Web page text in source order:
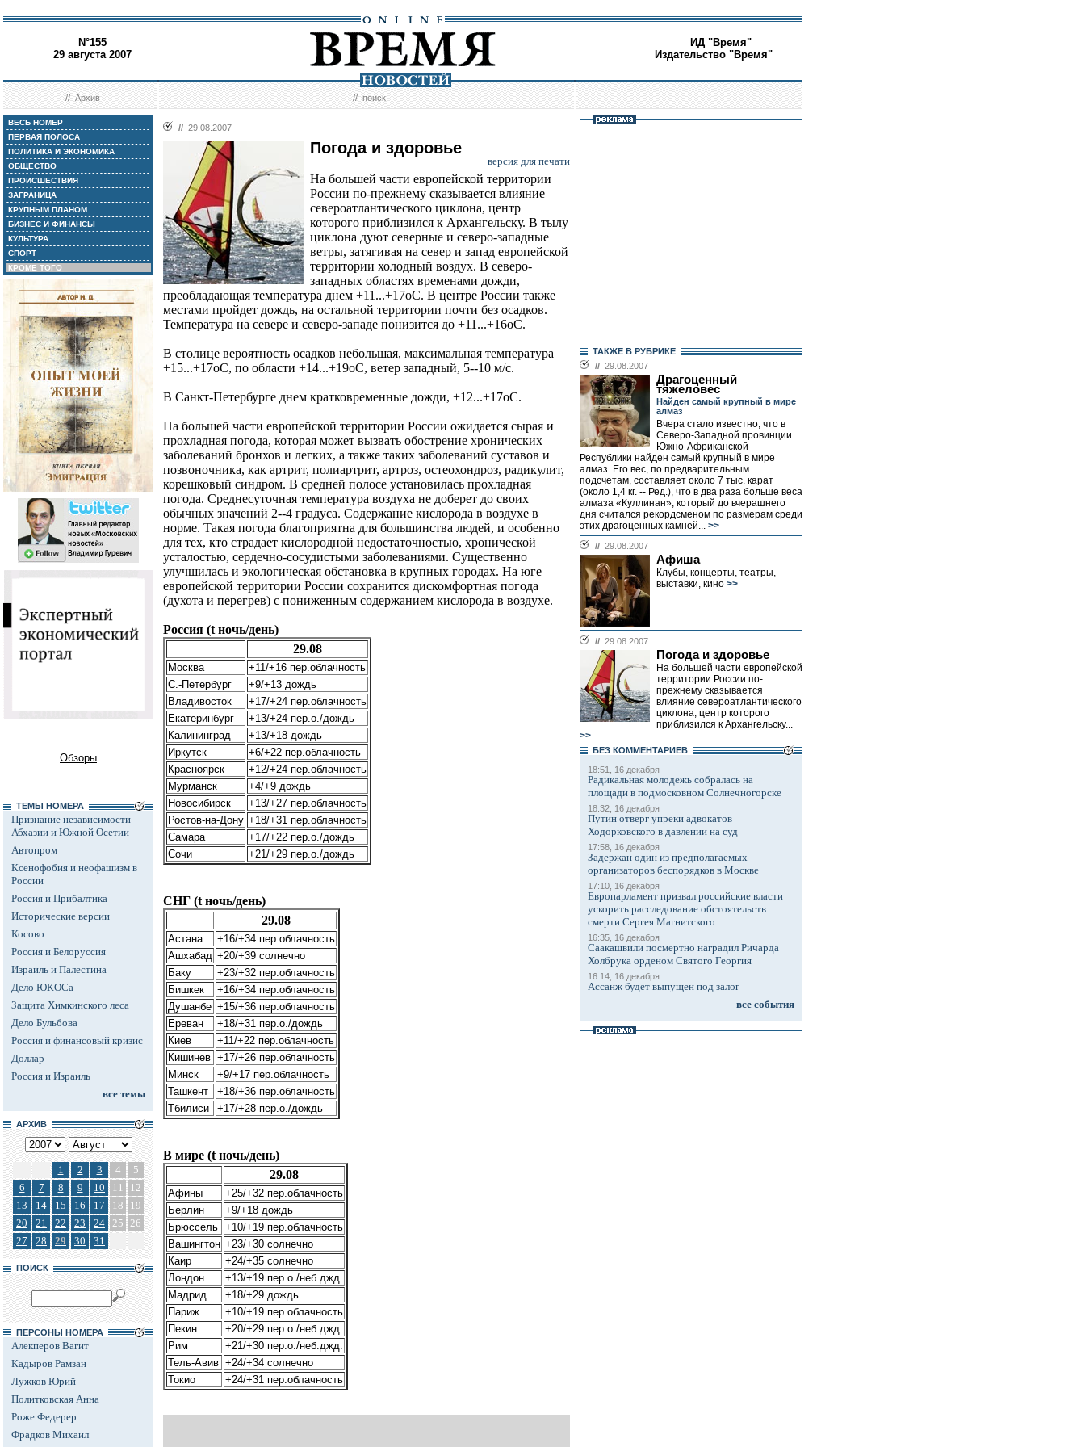
N°155
29 августа 2007
ИД "Время"
Издательство "Время"
//Архив //поиск
ВЕСЬ НОМЕР
ПЕРВАЯ ПОЛОСА
ПОЛИТИКА И ЭКОНОМИКА
ОБЩЕСТВО
ПРОИСШЕСТВИЯ
ЗАГРАНИЦА
КРУПНЫМ ПЛАНОМ
БИЗНЕС И ФИНАНСЫ
КУЛЬТУРА
СПОРТ
КРОМЕ ТОГО
Обзоры
ТЕМЫ НОМЕРА
Признание независимости
Абхазии и Южной Осетии
Автопром
Ксенофобия и неофашизм в
России
Россия и Прибалтика
Исторические версии
Косово
Россия и Белоруссия
Израиль и Палестина
Дело ЮКОСа
Защита Химкинского леса
Дело Бульбова
Россия и финансовый кризис
Доллар
Россия и Израиль
все темы
АРХИВ
1 2 3 4
5
6
7 8 9 10 11
12
13
14 15 16 17 18
19
20
21 22 23 24 25 26
27
28 29 30 31
ПОИСК
ПЕРСОНЫ НОМЕРА
Алекперов Вагит
Кадыров Рамзан
Лужков Юрий
Политковская Анна
Роже Федерер
Фрадков Михаил
// 29.08.2007
Погода и здоровье
версия для печати
На большей части европейской территории
России по-прежнему сказывается влияние
североатлантического циклона, центр
которого приблизился к Архангельску. В тылу
циклона дуют северные и северо-западные
ветры, затягивая на север и запад европейской
территории холодный воздух. В северо-
западных областях временами дожди,
преобладающая температура днем +11...+17оС. В центре России также
местами пройдет дождь, на остальной территории почти без осадков.
Температура на севере и северо-западе понизится до +11...+16оС.
В столице вероятность осадков небольшая, максимальная температура
+15...+17оС, по области +14...+19оС, ветер западный, 5--10 м/с.
В Санкт-Петербурге днем кратковременные дожди, +12...+17оС.
На большей части европейской территории России ожидается сырая и
прохладная погода, которая может вызвать обострение хронических
заболеваний бронхов и легких, а также таких заболеваний суставов и
позвоночника, как артрит, полиартрит, артроз, остеохондроз, радикулит,
корешковый синдром. В средней полосе установилась прохладная
погода. Среднесуточная температура воздуха не доберет до своих
обычных значений 2--4 градуса. Содержание кислорода в воздухе в
норме. Такая погода благоприятна для большинства людей, и особенно
для тех, кто страдает кислородной недостаточностью, хронической
усталостью, сердечно-сосудистыми заболеваниями. Существенно
улучшилась и экологическая обстановка в крупных городах. На юге
европейской территории России сохранится дискомфортная погода
(духота и перегрев) с пониженным содержанием кислорода в воздухе.
Россия (t ночь/день)
29.08
Москва
+11/+16 пер.облачность
С.-Петербург
+9/+13 дождь
Владивосток
+17/+24 пер.облачность
Екатеринбург
+13/+24 пер.о./дождь
Калининград
+13/+18 дождь
Иркутск
+6/+22 пер.облачность
Красноярск
+12/+24 пер.облачность
Мурманск
+4/+9 дождь
Новосибирск
+13/+27 пер.облачность
Ростов-на-Дону +18/+31 пер.облачность
Самара
+17/+22 пер.о./дождь
Сочи
+21/+29 пер.о./дождь
СНГ (t ночь/день)
29.08
Астана
+16/+34 пер.облачность
Ашхабад +20/+39 солнечно
Баку
+23/+32 пер.облачность
Бишкек
+16/+34 пер.облачность
Душанбе +15/+36 пер.облачность
Ереван
+18/+31 пер.о./дождь
Киев
+11/+22 пер.облачность
Кишинев +17/+26 пер.облачность
Минск
+9/+17 пер.облачность
Ташкент
+18/+36 пер.облачность
Тбилиси
+17/+28 пер.о./дождь
В мире (t ночь/день)
29.08
Афины
+25/+32 пер.облачность
Берлин
+9/+18 дождь
Брюссель +10/+19 пер.облачность
Вашингтон +23/+30 солнечно
Каир
+24/+35 солнечно
Лондон
+13/+19 пер.о./неб.джд.
Мадрид
+18/+29 дождь
Париж
+10/+19 пер.облачность
Пекин
+20/+29 пер.о./неб.джд.
Рим
+21/+30 пер.о./неб.джд.
Тель-Авив +24/+34 солнечно
Токио
+24/+31 пер.облачность
ТАКЖЕ В РУБРИКЕ
// 29.08.2007
Драгоценный
тяжеловес
Найден самый крупный в мире
алмаз
Вчера стало известно, что в
Северо-Западной провинции
Южно-Африканской
Республики найден самый крупный в мире
алмаз. Его вес, по предварительным
подсчетам, составляет около 7 тыс. карат
(около 1,4 кг. -- Ред.), что в два раза больше веса
алмаза «Куллинан», который до вчерашнего
дня считался рекордсменом по размерам среди
этих драгоценных камней... >>
// 29.08.2007
Афиша
Клубы, концерты, театры,
выставки, кино >>
// 29.08.2007
Погода и здоровье
На большей части европейской
территории России по-
прежнему сказывается
влияние североатлантического
циклона, центр которого
приблизился к Архангельску...
>>
БЕЗ КОМMЕНТАРИЕВ
18:51, 16 декабря
Радикальная молодежь собралась на
площади в подмосковном Солнечногорске
18:32, 16 декабря
Путин отверг упреки адвокатов
Ходорковского в давлении на суд
17:58, 16 декабря
Задержан один из предполагаемых
организаторов беспорядков в Москве
17:10, 16 декабря
Европарламент призвал российские власти
ускорить расследование обстоятельств
смерти Сергея Магнитского
16:35, 16 декабря
Саакашвили посмертно наградил Ричарда
Холбрука орденом Святого Георгия
16:14, 16 декабря
Ассанж будет выпущен под залог
все события